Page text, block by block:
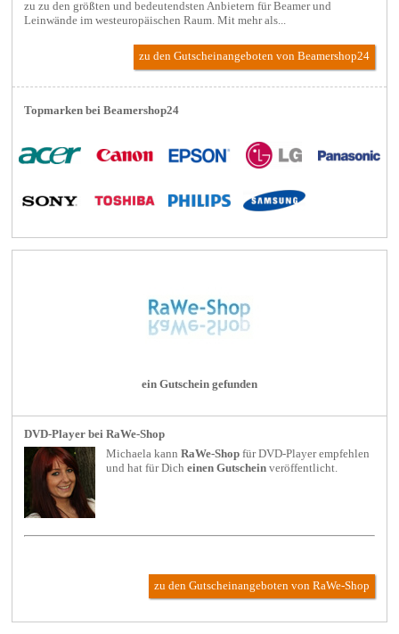
zu zu den größten und bedeutendsten Anbietern für Beamer und
Leinwände im westeuropäischen Raum. Mit mehr als...
zu den Gutscheinangeboten von Beamershop24
Topmarken bei Beamershop24
ein Gutschein gefunden
DVD-Player bei RaWe-Shop
Michaela kannRaWe-Shop fürDVD-Playerempfehlen
und hat für Dicheinen Gutschein veröffentlicht.
zu den Gutscheinangeboten von RaWe-Shop